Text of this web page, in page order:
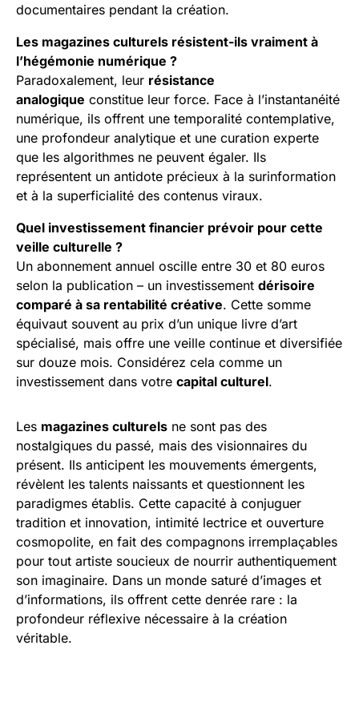
documentaires pendant la création.
Les magazines culturels résistent-ils vraiment à
l’hégémonie numérique ?
Paradoxalement, leur résistance
analogique constitue leur force. Face à l’instantanéité
numérique, ils offrent une temporalité contemplative,
une profondeur analytique et une curation experte
que les algorithmes ne peuvent égaler. Ils
représentent un antidote précieux à la surinformation
et à la superficialité des contenus viraux.
Quel investissement financier prévoir pour cette
veille culturelle ?
Un abonnement annuel oscille entre 30 et 80 euros
selon la publication – un investissement dérisoire
comparé à sa rentabilité créative. Cette somme
équivaut souvent au prix d’un unique livre d’art
spécialisé, mais offre une veille continue et diversifiée
sur douze mois. Considérez cela comme un
investissement dans votre capital culturel.
Les magazines culturels ne sont pas des
nostalgiques du passé, mais des visionnaires du
présent. Ils anticipent les mouvements émergents,
révèlent les talents naissants et questionnent les
paradigmes établis. Cette capacité à conjuguer
tradition et innovation, intimité lectrice et ouverture
cosmopolite, en fait des compagnons irremplaçables
pour tout artiste soucieux de nourrir authentiquement
son imaginaire. Dans un monde saturé d’images et
d’informations, ils offrent cette denrée rare : la
profondeur réflexive nécessaire à la création
véritable.